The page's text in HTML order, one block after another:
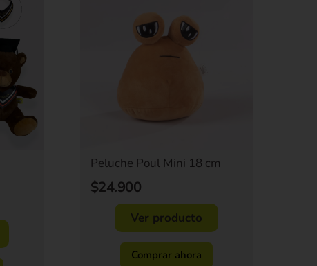
Peluche Poul Mini 18 cm
$24.900
Ver producto
Comprar ahora